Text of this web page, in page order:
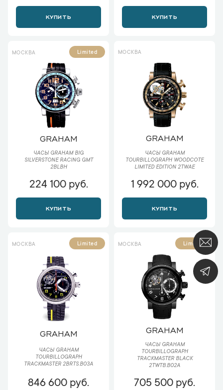
КУПИТЬ КУПИТЬ
МОСКВА Limited
GRAHAM
ЧАСЫ GRAHAM BIG
SILVERSTONE RACING GMT
2BLBH
224 100 руб.
КУПИТЬ
МОСКВА
GRAHAM
ЧАСЫ GRAHAM
TOURBILLOGRAPH WOODCOTE
LIMITED EDITION 2TWAE
1 992 000 руб.
КУПИТЬ
МОСКВА Limited
GRAHAM
ЧАСЫ GRAHAM
TOURBILLOGRAPH
TRACKMASTER 2BRTS.B03A
846 600 руб.
МОСКВА Limited
GRAHAM
ЧАСЫ GRAHAM
TOURBILLOGRAPH
TRACKMASTER BLACK
2TWTB.B02A
705 500 руб.